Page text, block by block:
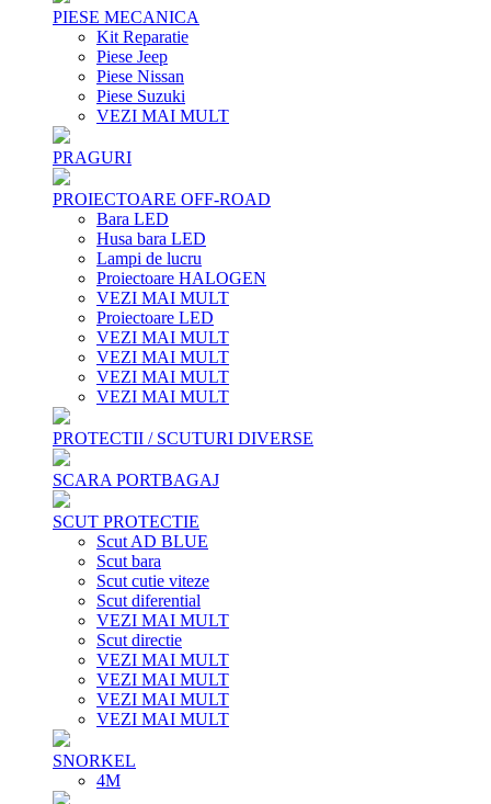
PIESE MECANICA
Kit Reparatie
Piese Jeep
Piese Nissan
Piese Suzuki
VEZI MAI MULT
PRAGURI
PROIECTOARE OFF-ROAD
Bara LED
Husa bara LED
Lampi de lucru
Proiectoare HALOGEN
VEZI MAI MULT
Proiectoare LED
VEZI MAI MULT
VEZI MAI MULT
VEZI MAI MULT
VEZI MAI MULT
PROTECTII / SCUTURI DIVERSE
SCARA PORTBAGAJ
SCUT PROTECTIE
Scut AD BLUE
Scut bara
Scut cutie viteze
Scut diferential
VEZI MAI MULT
Scut directie
VEZI MAI MULT
VEZI MAI MULT
VEZI MAI MULT
VEZI MAI MULT
SNORKEL
4M